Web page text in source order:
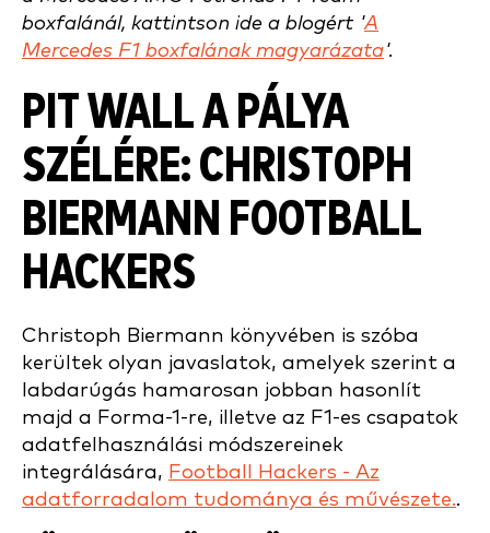
boxfalánál, kattintson ide a blogért 'A
Mercedes F1 boxfalának magyarázata'.
PIT WALL A PÁLYA
SZÉLÉRE: CHRISTOPH
BIERMANN FOOTBALL
HACKERS
Christoph Biermann könyvében is szóba
kerültek olyan javaslatok, amelyek szerint a
labdarúgás hamarosan jobban hasonlít
majd a Forma-1-re, illetve az F1-es csapatok
adatfelhasználási módszereinek
integrálására, Football Hackers - Az
adatforradalom tudománya és művészete..